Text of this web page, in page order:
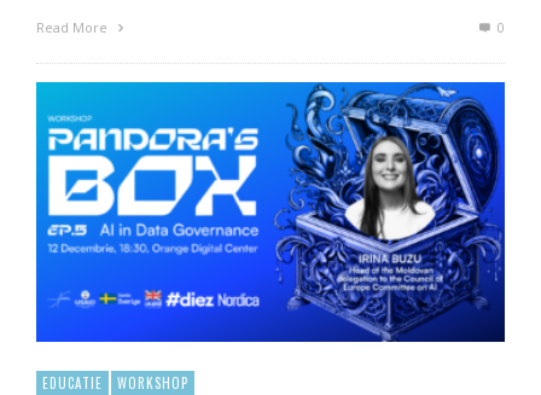
Read More 0
EDUCATIE WORKSHOP